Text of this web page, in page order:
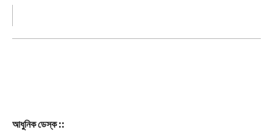
আধুনিক ডেস্ক ::